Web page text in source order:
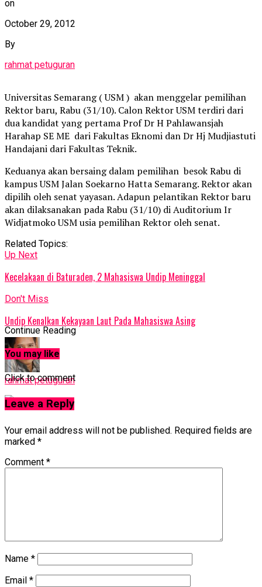
on
October 29, 2012
By
rahmat petuguran
Universitas Semarang ( USM ) akan menggelar pemilihan
Rektor baru, Rabu (31/10). Calon Rektor USM terdiri dari
dua kandidat yang pertama Prof Dr H Pahlawansjah
Harahap SE ME dari Fakultas Eknomi dan Dr Hj Mudjiastuti
Handajani dari Fakultas Teknik.
Keduanya akan bersaing dalam pemilihan besok Rabu di
kampus USM Jalan Soekarno Hatta Semarang. Rektor akan
dipilih oleh senat yayasan. Adapun pelantikan Rektor baru
akan dilaksanakan pada Rabu (31/10) di Auditorium Ir
Widjatmoko USM usia pemilihan Rektor oleh senat.
Related Topics:
Up Next
Kecelakaan di Baturaden, 2 Mahasiswa Undip Meninggal
Don't Miss
Undip Kenalkan Kekayaan Laut Pada Mahasiswa Asing
rahmat petuguran
Continue Reading
You may like
Click to comment
Leave a Reply
Your email address will not be published. Required fields are
marked *
Comment *
Name *
Email *